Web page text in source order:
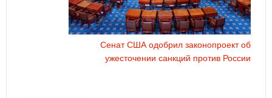
Сенат США одобрил законопроект об
ужесточении санкций против России